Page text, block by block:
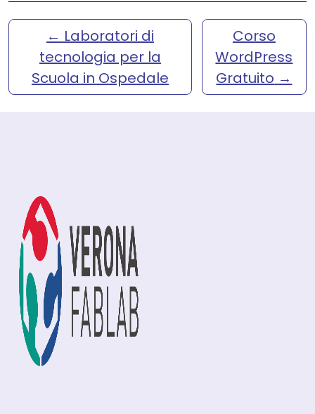
← Laboratori di
tecnologia per la
Scuola in Ospedale
Corso
WordPress
Gratuito →